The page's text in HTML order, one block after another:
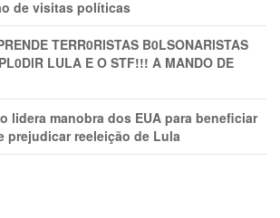
de visitas políticas
TERR0RlSTAS B0LSONARlSTAS
LULA E O STF!!! A MANDO DE
lidera manobra dos EUA para beneficiar
prejudicar reeleição de Lula